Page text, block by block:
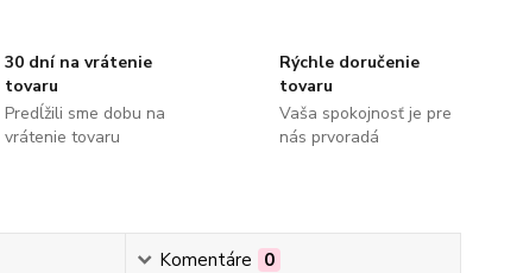
30 dní na vrátenie
tovaru
Predĺžili sme dobu na
vrátenie tovaru
Rýchle doručenie
tovaru
Vaša spokojnosť je pre
nás prvoradá
Komentáre 0